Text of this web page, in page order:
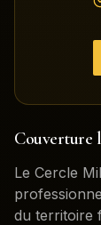
Couverture
Le Cercle
du territoire